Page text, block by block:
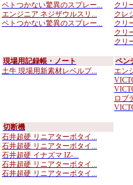
ベトつかない驚異のスプレー...
エンジニア ネジザウルスリ...
ベトつかない驚異のスプレー...
クリ
クレ
クリ
クリ
クリ
現場用記録帳・ノート
土牛 現場用新素材レベルブ...
ペン
エン
ロブ
切断機
石井超硬 リニアターボタイ...
石井超硬 リニアターボタイ...
石井超硬 イナズマ IZ-...
石井超硬 リニアターボタイ...
石井超硬 リニアターボタイ...